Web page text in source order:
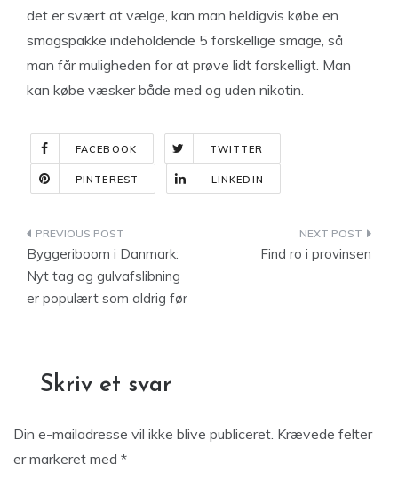
det er svært at vælge, kan man heldigvis købe en
smagspakke indeholdende 5 forskellige smage, så
man får muligheden for at prøve lidt forskelligt. Man
kan købe væsker både med og uden nikotin.
FACEBOOK TWITTER
PINTEREST LINKEDIN
Indlægsnavigation
Byggeriboom i Danmark:
Nyt tag og gulvafslibning
er populært som aldrig før
Find ro i provinsen
Skriv et svar
Din e-mailadresse vil ikke blive publiceret. Krævede felter
er markeret med *